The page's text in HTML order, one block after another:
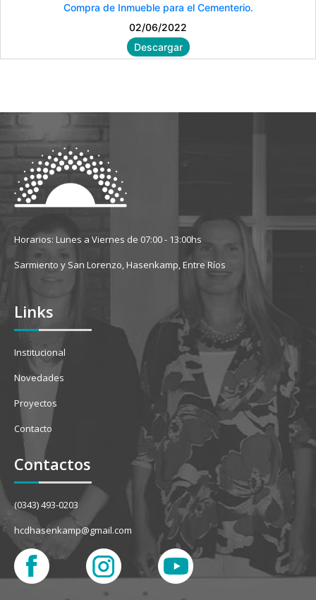
Compra de Inmueble para el Cementerio.
02/06/2022
Descargar
Horarios: Lunes a Viernes de 07:00 - 13:00hs
Sarmiento y San Lorenzo, Hasenkamp, Entre Ríos
Links
Institucional
Novedades
Proyectos
Contacto
Contactos
(0343) 493-0203
hcdhasenkamp@gmail.com